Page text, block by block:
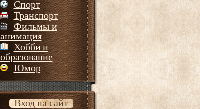
Спорт
Транспорт
Фильмы и
анимация
Хобби и
образование
Юмор
Вход на сайт